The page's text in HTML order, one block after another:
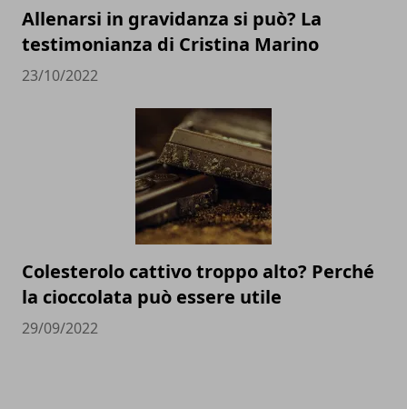
Allenarsi in gravidanza si può? La
testimonianza di Cristina Marino
23/10/2022
Colesterolo cattivo troppo alto? Perché
la cioccolata può essere utile
29/09/2022